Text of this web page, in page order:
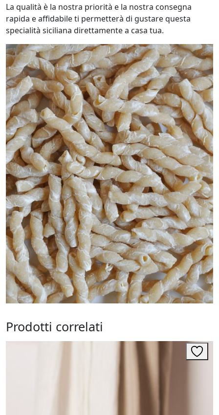
La qualità è la nostra priorità e la nostra consegna
rapida e affidabile ti permetterà di gustare questa
specialità siciliana direttamente a casa tua.
Prodotti correlati